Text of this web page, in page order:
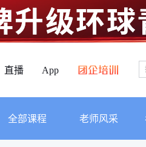
直播 App
全部课程 老师风采